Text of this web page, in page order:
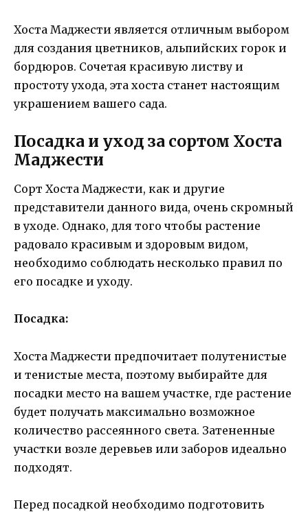
Хоста Маджести является отличным выбором
для создания цветников, альпийских горок и
бордюров. Сочетая красивую листву и
простоту ухода, эта хоста станет настоящим
украшением вашего сада.
Посадка и уход за сортом Хоста
Маджести
Сорт Хоста Маджести, как и другие
представители данного вида, очень скромный
в уходе. Однако, для того чтобы растение
радовало красивым и здоровым видом,
необходимо соблюдать несколько правил по
его посадке и уходу.
Посадка:
Хоста Маджести предпочитает полутенистые
и тенистые места, поэтому выбирайте для
посадки место на вашем участке, где растение
будет получать максимально возможное
количество рассеянного света. Затененные
участки возле деревьев или заборов идеально
подходят.
Перед посадкой необходимо подготовить